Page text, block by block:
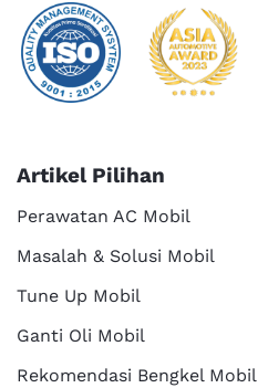
Artikel Pilihan
Perawatan AC Mobil
Masalah & Solusi Mobil
Tune Up Mobil
Ganti Oli Mobil
Rekomendasi Bengkel Mobil